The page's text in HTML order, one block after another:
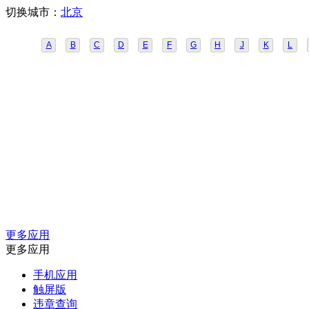
切换城市： 北京
A B C D E F G H J K L
更多应用
更多应用
手机应用
触屏版
违章查询